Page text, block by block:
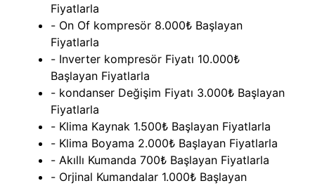
Fiyatlarla
- On Of kompresör 8.000₺ Başlayan
Fiyatlarla
- Inverter kompresör Fiyatı 10.000₺
Başlayan Fiyatlarla
- kondanser Değişim Fiyatı 3.000₺ Başlayan
Fiyatlarla
- Klima Kaynak 1.500₺ Başlayan Fiyatlarla
- Klima Boyama 2.000₺ Başlayan Fiyatlarla
- Akıllı Kumanda 700₺ Başlayan Fiyatlarla
- Orjinal Kumandalar 1.000₺ Başlayan